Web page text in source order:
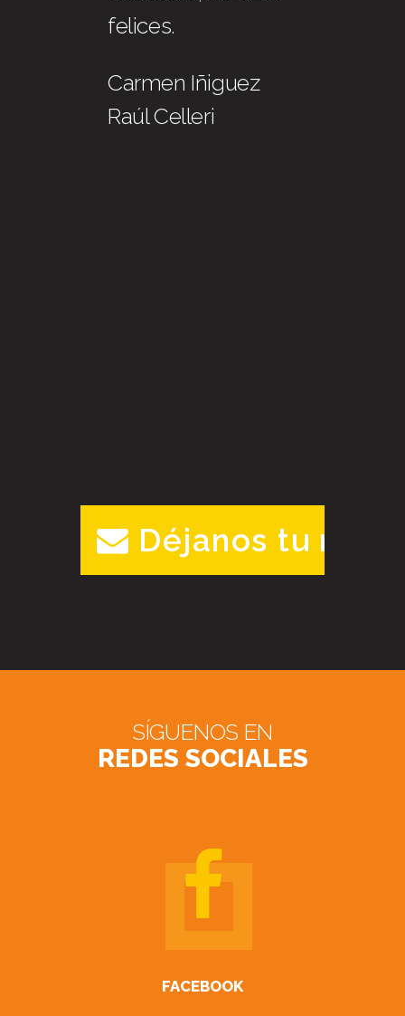
felices.
Carmen Iñiguez
Raúl Celleri
Déjanos tu
SÍGUENOS EN
REDES SOCIALES
FACEBOOK